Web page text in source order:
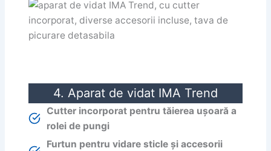
4. Aparat de vidat IMA Trend
Cutter incorporat pentru tăierea ușoară a
rolei de pungi
Furtun pentru vidare sticle și accesorii